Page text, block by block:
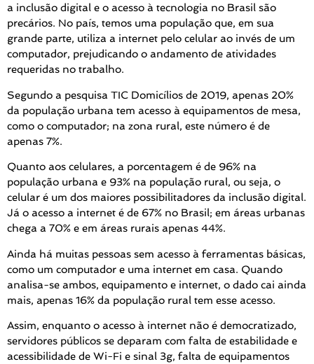
a inclusão digital e o acesso à tecnologia no Brasil são
precários. No país, temos uma população que, em sua
grande parte, utiliza a internet pelo celular ao invés de um
computador, prejudicando o andamento de atividades
requeridas no trabalho.
Segundo a pesquisa TIC Domicílios de 2019, apenas 20%
da população urbana tem acesso à equipamentos de mesa,
como o computador; na zona rural, este número é de
apenas 7%.
Quanto aos celulares, a porcentagem é de 96% na
população urbana e 93% na população rural, ou seja, o
celular é um dos maiores possibilitadores da inclusão digital.
Já o acesso a internet é de 67% no Brasil; em áreas urbanas
chega a 70% e em áreas rurais apenas 44%.
Ainda há muitas pessoas sem acesso à ferramentas básicas,
como um computador e uma internet em casa. Quando
analisa-se ambos, equipamento e internet, o dado cai ainda
mais, apenas 16% da população rural tem esse acesso.
Assim, enquanto o acesso à internet não é democratizado,
servidores públicos se deparam com falta de estabilidade e
acessibilidade de Wi-Fi e sinal 3g, falta de equipamentos